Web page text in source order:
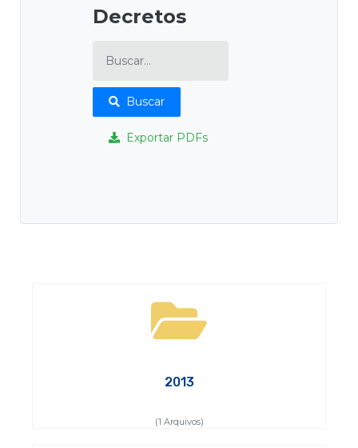
Decretos
Buscar
Exportar PDFs
2013
(1 Arquivos)